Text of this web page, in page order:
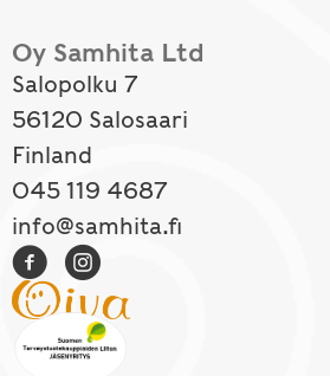
Oy Samhita Ltd
Salopolku 7
56120 Salosaari
Finland
045 119 4687
info@samhita.fi